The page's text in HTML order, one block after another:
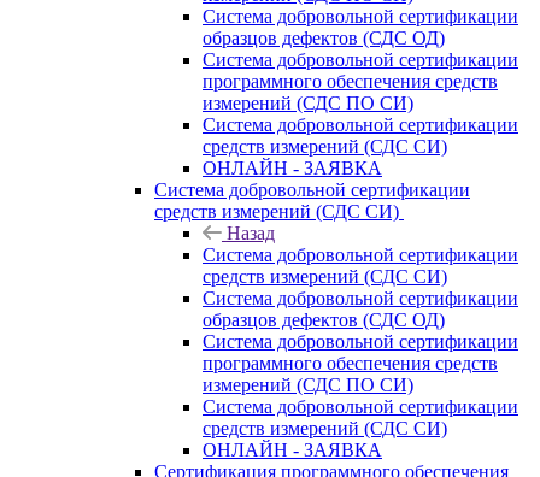
Система добровольной сертификации
образцов дефектов (СДС ОД)
Система добровольной сертификации
программного обеспечения средств
измерений (СДС ПО СИ)
Система добровольной сертификации
средств измерений (СДС СИ)
ОНЛАЙН - ЗАЯВКА
Система добровольной сертификации
средств измерений (СДС СИ)
Назад
Система добровольной сертификации
средств измерений (СДС СИ)
Система добровольной сертификации
образцов дефектов (СДС ОД)
Система добровольной сертификации
программного обеспечения средств
измерений (СДС ПО СИ)
Система добровольной сертификации
средств измерений (СДС СИ)
ОНЛАЙН - ЗАЯВКА
Сертификация программного обеспечения